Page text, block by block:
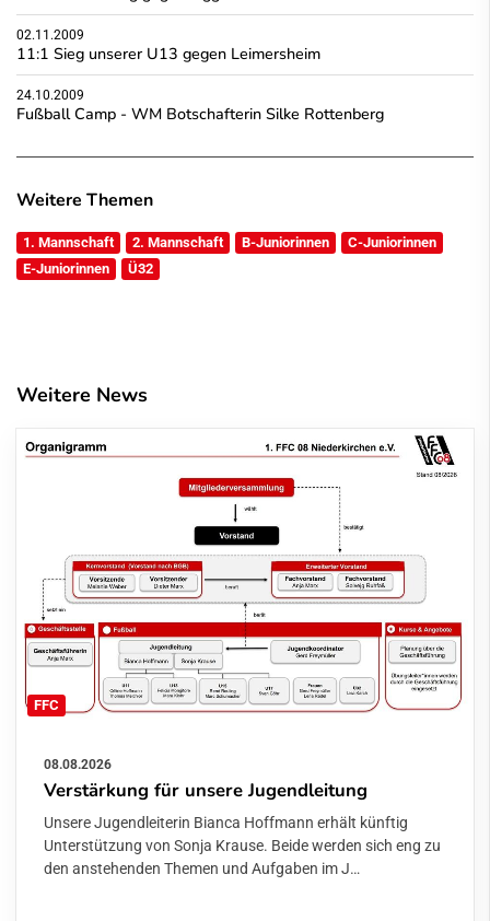
02.11.2009
11:1 Sieg unserer U13 gegen Leimersheim
24.10.2009
Fußball Camp - WM Botschafterin Silke Rottenberg
Weitere Themen
1. Mannschaft 2. Mannschaft B-Juniorinnen
C-Juniorinnen
E-Juniorinnen
Ü32
Weitere News
FFC
08.08.2026
Verstärkung für unsere Jugendleitung
Unsere Jugendleiterin Bianca Hoffmann erhält künftig
Unterstützung von Sonja Krause. Beide werden sich eng zu
den anstehenden Themen und Aufgaben im J…